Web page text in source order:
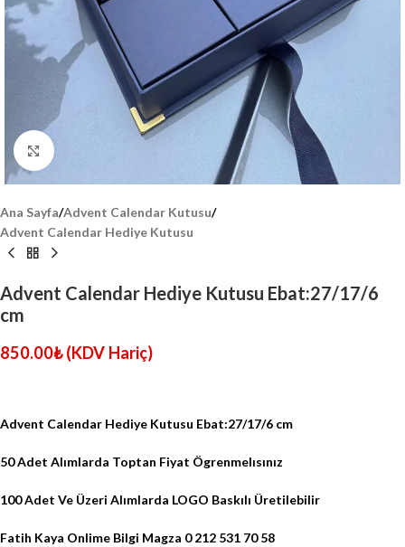
Click to enlarge
Ana Sayfa/Advent Calendar Kutusu/
Advent Calendar Hediye Kutusu
Advent Calendar Hediye Kutusu Ebat:27/17/6
cm
850.00₺ (KDV Hariç)
Advent Calendar Hediye Kutusu Ebat:27/17/6 cm
50 Adet Alımlarda Toptan Fiyat Ögrenmelısınız
100 Adet Ve Üzeri Alımlarda LOGO Baskılı Üretilebilir
Fatih Kaya Onlime Bilgi Magza 0 212 531 70 58